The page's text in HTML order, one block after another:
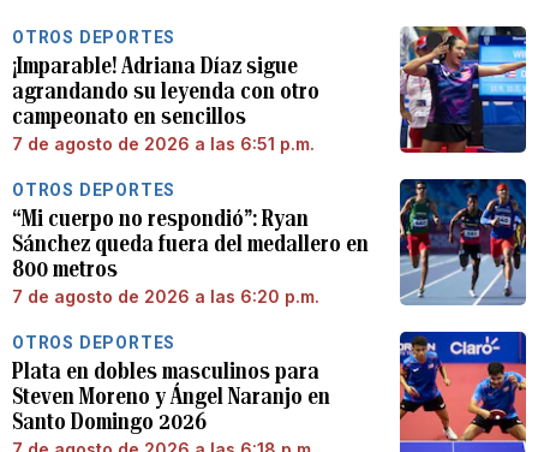
OTROS DEPORTES
¡Imparable! Adriana Díaz sigue
agrandando su leyenda con otro
campeonato en sencillos
7 de agosto de 2026 a las 6:51 p.m.
OTROS DEPORTES
“Mi cuerpo no respondió”: Ryan
Sánchez queda fuera del medallero en
800 metros
7 de agosto de 2026 a las 6:20 p.m.
OTROS DEPORTES
Plata en dobles masculinos para
Steven Moreno y Ángel Naranjo en
Santo Domingo 2026